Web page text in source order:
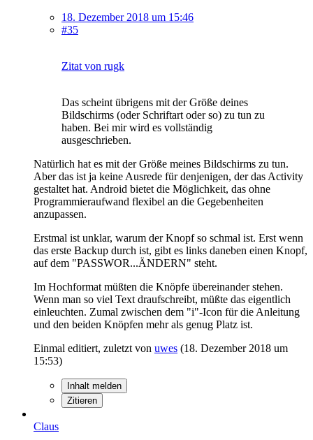
18. Dezember 2018 um 15:46
#35
Zitat von rugk
Das scheint übrigens mit der Größe deines
Bildschirms (oder Schriftart oder so) zu tun zu
haben. Bei mir wird es vollständig
ausgeschrieben.
Natürlich hat es mit der Größe meines Bildschirms zu tun.
Aber das ist ja keine Ausrede für denjenigen, der das Activity
gestaltet hat. Android bietet die Möglichkeit, das ohne
Programmieraufwand flexibel an die Gegebenheiten
anzupassen.
Erstmal ist unklar, warum der Knopf so schmal ist. Erst wenn
das erste Backup durch ist, gibt es links daneben einen Knopf,
auf dem "PASSWOR...ÄNDERN" steht.
Im Hochformat müßten die Knöpfe übereinander stehen.
Wenn man so viel Text draufschreibt, müßte das eigentlich
einleuchten. Zumal zwischen dem "i"-Icon für die Anleitung
und den beiden Knöpfen mehr als genug Platz ist.
Einmal editiert, zuletzt von uwes (18. Dezember 2018 um
15:53)
Inhalt melden
Zitieren
Claus